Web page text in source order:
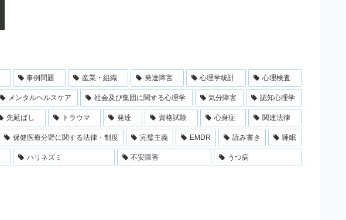
事例問題 産業・組織 発達障害 心理学統計 心理検査
メンタルヘルスケア 社会及び集団に関する心理学 気分障害 認知心理学
先延ばし トラウマ 発達 資格試験 心身症 関連法律
保健医療分野に関する法律・制度 完璧主義 EMDR 読み書き 睡眠
ハリネズミ 不安障害 うつ病